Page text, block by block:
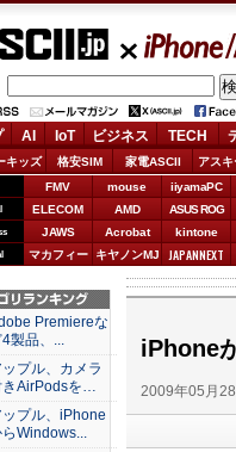
iPhone/
AI IoT ビジネス TECH
キッズ 格安SIM 家電ASCII アス
FMV mouse iiyamaPC
ELECOM AMD ASUS ROG
JAWS Acrobat kintone
マカフィー キヤノンMJ JAPANNEXT
iPhone
2009年05月
Premiereな
4製品、...
ップル、カメラ
AirPodsを年
ップル、iPhone
Windows...